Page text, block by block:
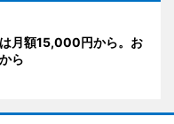
月額15,000円から。お
ら